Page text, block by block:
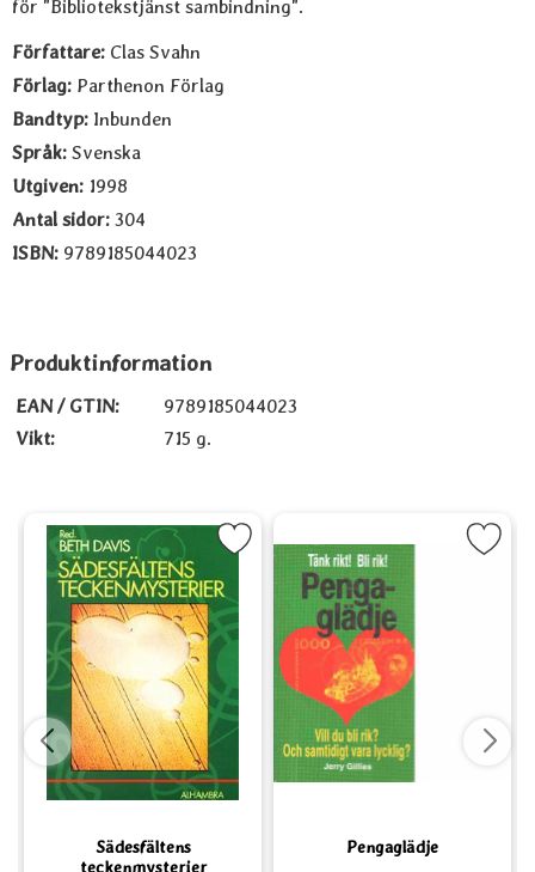
för "Bibliotekstjänst sambindning".
Författare: Clas Svahn
Förlag: Parthenon Förlag
Bandtyp: Inbunden
Språk: Svenska
Utgiven: 1998
Antal sidor: 304
ISBN: 9789185044023
Produktinformation
EAN / GTIN:
9789185044023
Vikt:
715 g.
som favorit
Sädesfältens
teckenmysterier
Markera Sädesfältens teckenmysterier som favorit
Pengaglädje
Markera Pengaglädje